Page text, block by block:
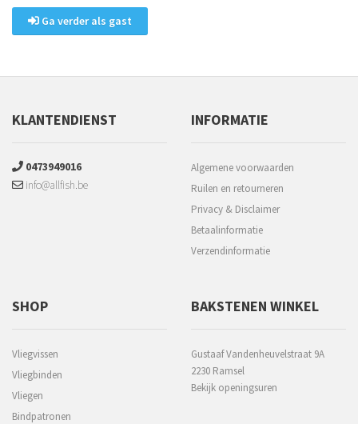
Ga verder als gast
KLANTENDIENST
0473949016
info@allfish.be
INFORMATIE
Algemene voorwaarden
Ruilen en retourneren
Privacy & Disclaimer
Betaalinformatie
Verzendinformatie
SHOP
Vliegvissen
Vliegbinden
Vliegen
Bindpatronen
BAKSTENEN WINKEL
Gustaaf Vandenheuvelstraat 9A
2230 Ramsel
Bekijk openingsuren